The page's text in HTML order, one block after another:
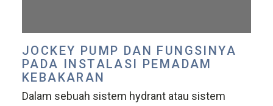
JOCKEY PUMP DAN FUNGSINYA
PADA INSTALASI PEMADAM
KEBAKARAN
Dalam sebuah sistem hydrant atau sistem